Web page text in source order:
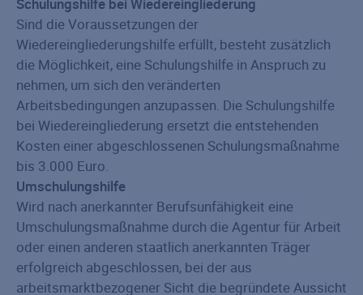
Sind die Voraussetzungen der
Wiedereingliederungshilfe erfüllt, besteht zusätzlich
die Möglichkeit, eine Schulungshilfe in Anspruch zu
nehmen, um sich den veränderten
Arbeitsbedingungen anzupassen. Die Schulungshilfe
bei Wiedereingliederung ersetzt die entstehenden
Kosten einer abgeschlossenen Schulungsmaßnahme
bis 3.000 Euro.
Umschulungshilfe
Wird nach anerkannter Berufsunfähigkeit eine
Umschulungsmaßnahme durch die Agentur für Arbeit
oder einen anderen staatlich anerkannten Träger
erfolgreich abgeschlossen, bei der aus
arbeitsmarktbezogener Sicht die begründete Aussicht